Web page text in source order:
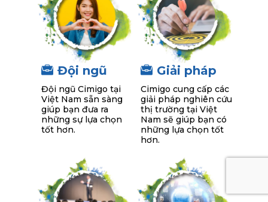
Đội ngũ
Đội ngũ Cimigo tại
Việt Nam sẵn sàng
giúp bạn đưa ra
những sự lựa chọn
tốt hơn.
Giải pháp
Cimigo cung cấp các
giải pháp nghiên cứu
thị trường tại Việt
Nam sẽ giúp bạn có
những lựa chọn tốt
hơn.